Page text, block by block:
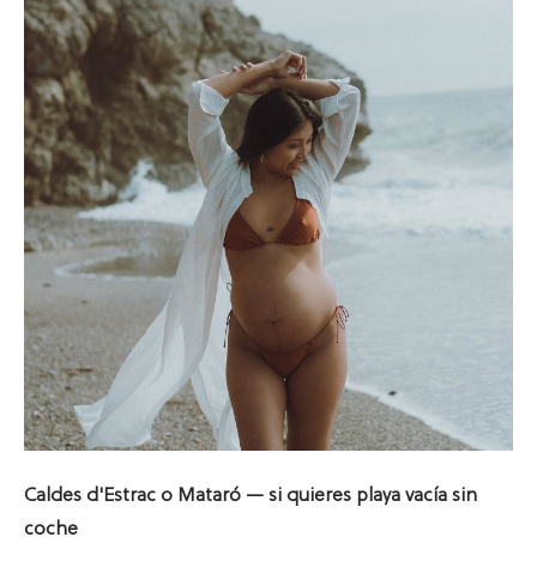
Caldes d'Estrac o Mataró — si quieres playa vacía sin
coche